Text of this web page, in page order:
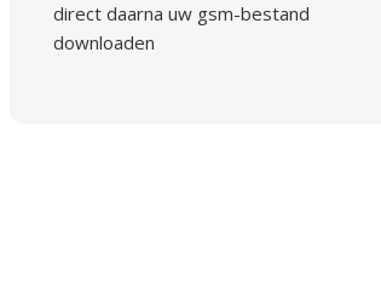
direct daarna uw gsm-bestand
downloaden